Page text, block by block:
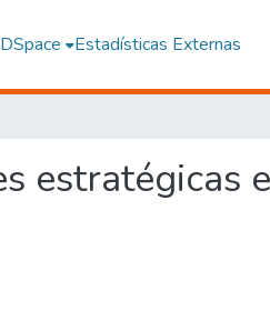
Estadísticas Externas
estratégicas